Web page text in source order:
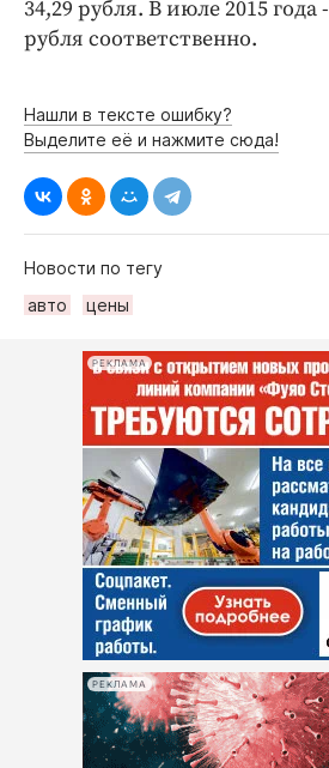
34,29 рубля. В июле 2015 года
рубля соответственно.
Нашли в тексте ошибку?
Выделите её и нажмите сюда!
Новости по тегу
авто
цены
РЕКЛАМА
РЕКЛАМА